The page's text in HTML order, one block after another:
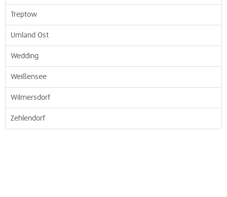
Treptow
Umland Ost
Wedding
Weißensee
Wilmersdorf
Zehlendorf